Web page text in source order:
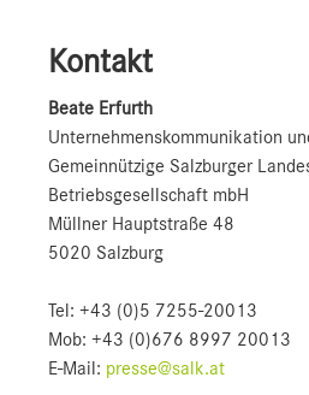
Kontakt
Beate Erfurth
Unternehmens­kommunikation
Gemeinnützige Salzburger
Betriebsgesellschaft mbH
Müllner Hauptstraße 48
5020 Salzburg
Tel: +43 (0)5 7255-20013
Mob: +43 (0)676 8997 20013
E-Mail: presse@salk.at